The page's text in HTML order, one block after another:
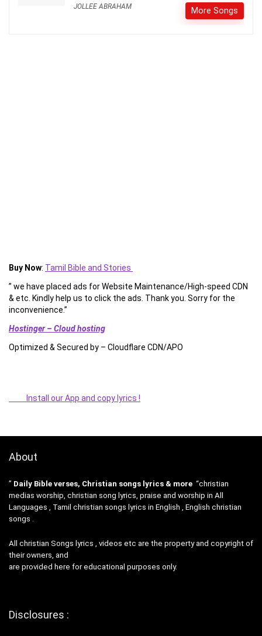
JOLLEE ABRAHAM More Songs
Buy Now: Tamil Bible and Stories
” we have placed ads for Website Maintenance/High-speed CDN
& etc. Kindly help us to click the ads. Thank you. Sorry for the
inconvenience.”
Hostinger – Cloud hosting
Optimized & Secured by – Cloudflare CDN/APO
Install our App and copy lyrics !
About
” Daily Bible verses, Christian songs lyrics & more “christian
medias worship, christian song lyrics, praise and worship in All
Languages , Tamil christian songs lyrics in English , English christian
songs .
All christian Songs lyrics , videos etc are the property and copyright of
their owners, and
are provided here for educational purposes only.
Disclosures :